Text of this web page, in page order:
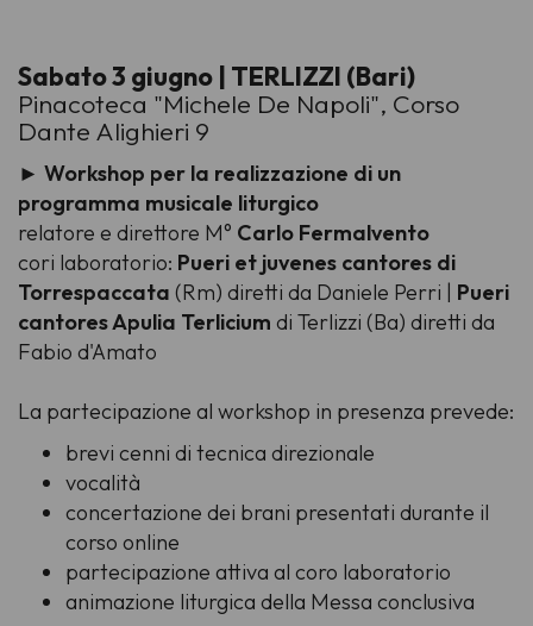
Sabato 3 giugno | TERLIZZI (Bari)
Pinacoteca "Michele De Napoli", Corso
Dante Alighieri 9
► Workshop per la realizzazione di un
programma musicale liturgico
relatore e direttore M° Carlo Fermalvento
cori laboratorio: Pueri et juvenes cantores di
Torrespaccata (Rm) diretti da Daniele Perri | Pueri
cantores Apulia Terlicium di Terlizzi (Ba) diretti da
Fabio d'Amato
La partecipazione al workshop in presenza prevede:
brevi cenni di tecnica direzionale
vocalità
concertazione dei brani presentati durante il
corso online
partecipazione attiva al coro laboratorio
animazione liturgica della Messa conclusiva